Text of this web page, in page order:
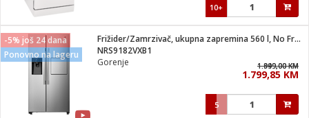
10+
-5% još 24 dana
Ponovno na lageru
Frižider/Zamrzivač, ukupna zapremina 560 l, No Frost Plus
NRS9182VXB1
Gorenje
1.949,00 KM
1.899,00 KM
1.799,85 KM
5